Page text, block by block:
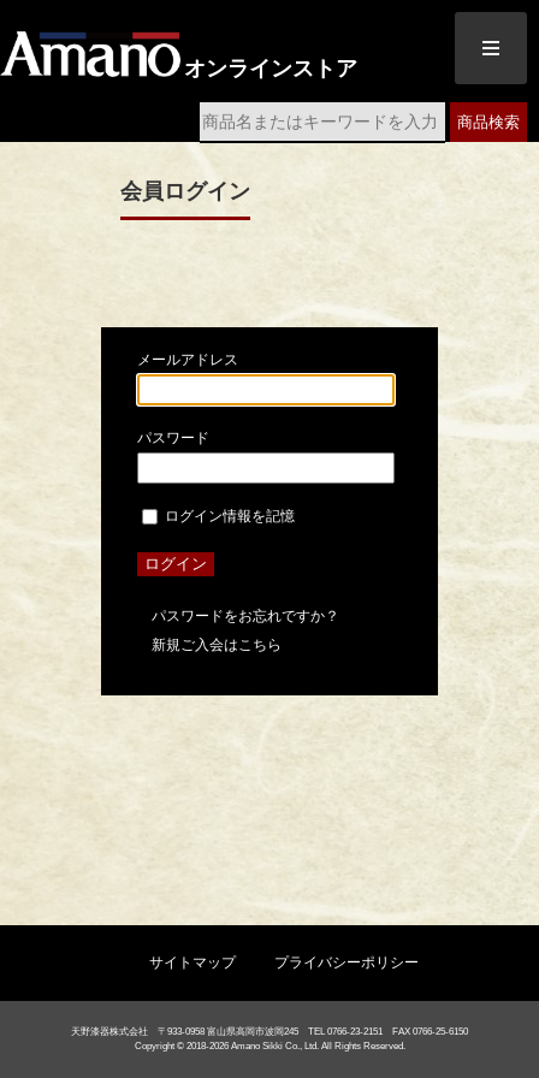
商品検索
オンラインストア
会員ログイン
メールアドレス
パスワード
ログイン情報を記憶
パスワードをお忘れですか？
新規ご入会はこちら
サイトマップ プライバシーポリシー
天野漆器株式会社 〒933-0958 富山県高岡市波岡245 TEL 0766-23-2151 FAX 0766-25-6150
Copyright © 2018-2026 Amano Sikki Co., Ltd. All Rights Reserved.